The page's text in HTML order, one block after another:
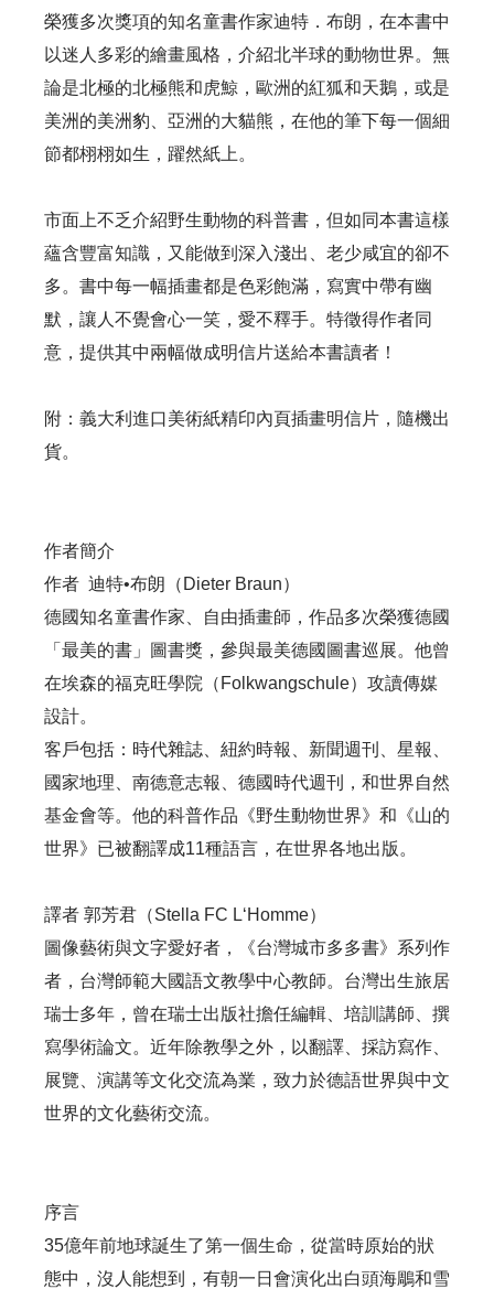
榮獲多次獎項的知名童書作家迪特．布朗，在本書中
以迷人多彩的繪畫風格，介紹北半球的動物世界。無
論是北極的北極熊和虎鯨，歐洲的紅狐和天鵝，或是
美洲的美洲豹、亞洲的大貓熊，在他的筆下每一個細
節都栩栩如生，躍然紙上。
市面上不乏介紹野生動物的科普書，但如同本書這樣
蘊含豐富知識，又能做到深入淺出、老少咸宜的卻不
多。書中每一幅插畫都是色彩飽滿，寫實中帶有幽
默，讓人不覺會心一笑，愛不釋手。特徵得作者同
意，提供其中兩幅做成明信片送給本書讀者！
附：義大利進口美術紙精印內頁插畫明信片，隨機出
貨。
作者簡介
作者 迪特•布朗（Dieter Braun）
德國知名童書作家、自由插畫師，作品多次榮獲德國
「最美的書」圖書獎，參與最美德國圖書巡展。他曾
在埃森的福克旺學院（Folkwangschule）攻讀傳媒
設計。
客戶包括：時代雜誌、紐約時報、新聞週刊、星報、
國家地理、南德意志報、德國時代週刊，和世界自然
基金會等。他的科普作品《野生動物世界》和《山的
世界》已被翻譯成11種語言，在世界各地出版。
譯者 郭芳君（Stella FC L‘Homme）
圖像藝術與文字愛好者，《台灣城市多多書》系列作
者，台灣師範大國語文教學中心教師。台灣出生旅居
瑞士多年，曾在瑞士出版社擔任編輯、培訓講師、撰
寫學術論文。近年除教學之外，以翻譯、採訪寫作、
展覽、演講等文化交流為業，致力於德語世界與中文
世界的文化藝術交流。
序言
35億年前地球誕生了第一個生命，從當時原始的狀
態中，沒人能想到，有朝一日會演化出白頭海鵰和雪